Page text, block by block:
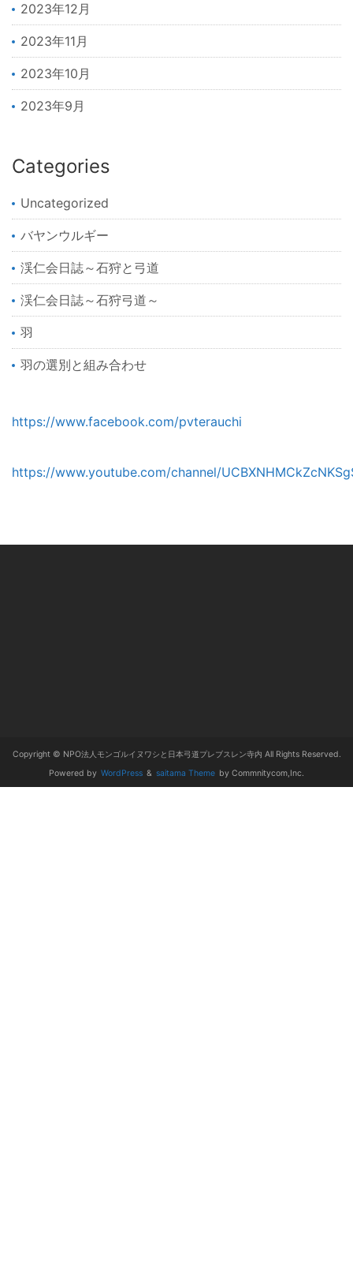
2023年12月
2023年11月
2023年10月
2023年9月
Categories
Uncategorized
バヤンウルギー
渓仁会日誌～石狩と弓道
渓仁会日誌～石狩弓道～
羽
羽の選別と組み合わせ
https://www.facebook.com/pvterauchi
https://www.youtube.com/channel/
Copyright © NPO法人モンゴルイヌワシと日本弓道プレブスレン寺内 All Rights Reserved.
Powered by WordPress & saitama Theme by Commnitycom,Inc.